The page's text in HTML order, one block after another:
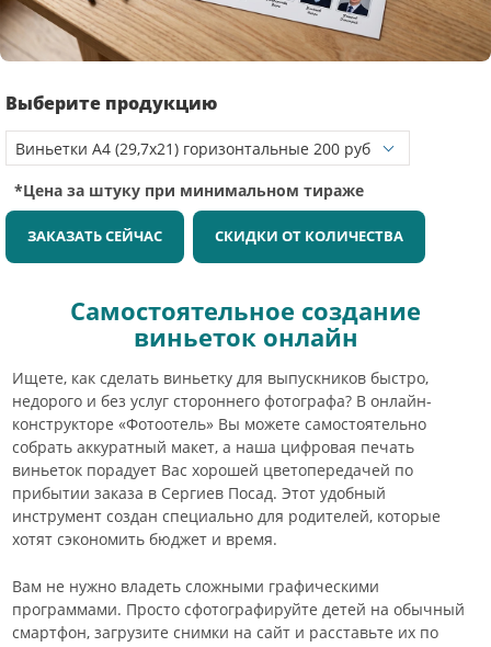
Выберите продукцию
*Цена за штуку при минимальном тираже
ЗАКАЗАТЬ СЕЙЧАС СКИДКИ ОТ КОЛИЧЕСТВА
Самостоятельное создание
виньеток онлайн
Ищете, как сделать виньетку для выпускников быстро,
недорого и без услуг стороннего фотографа? В онлайн-
конструкторе «Фотоотель» Вы можете самостоятельно
собрать аккуратный макет, а наша цифровая печать
виньеток порадует Вас хорошей цветопередачей по
прибытии заказа в Сергиев Посад. Этот удобный
инструмент создан специально для родителей, которые
хотят сэкономить бюджет и время.
Вам не нужно владеть сложными графическими
программами. Просто сфотографируйте детей на обычный
смартфон, загрузите снимки на сайт и расставьте их по